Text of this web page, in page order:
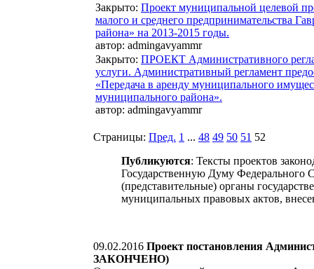
Закрыто: Проект муниципальной целевой
малого и среднего предпринимательства
района» на 2013-2015 годы.
автор: admingavyammr
Закрыто: ПРОЕКТ Административного
услуги. Административный регламент
«Передача в аренду муниципального
муниципального района».
автор: admingavyammr
Страницы: Пред. 1 ... 48 49 50 51 52
Публикуются: Тексты проектов
Государственную Думу Федерального
(представительные) органы
муниципальных правовых актов,
09.02.2016 Проект постановления
ЗАКОНЧЕНО)